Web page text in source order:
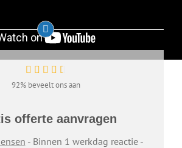
92% beveelt ons aan
offerte aanvragen
- Binnen 1 werkdag reactie -